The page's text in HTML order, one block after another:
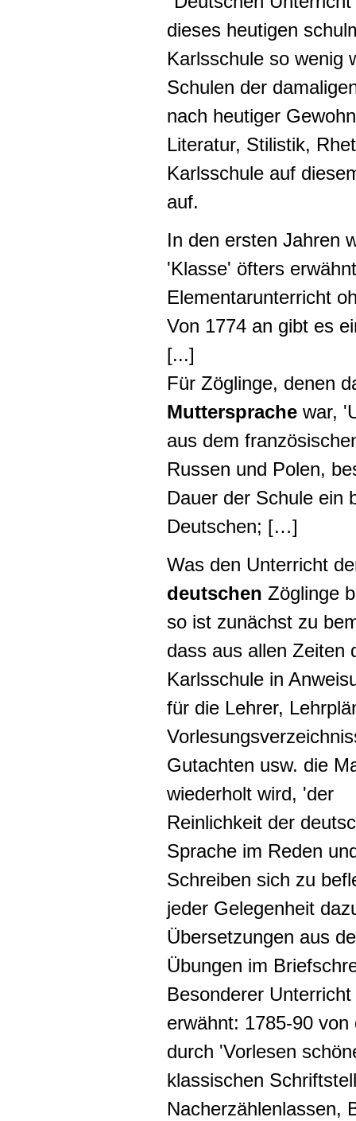
dieses heutigen
Karlsschule so wenig
Schulen der
nach heutiger
Literatur, Stilistik,
Karlsschule auf
auf.
In den ersten Jahren
'Klasse' öfters
Elementarunterricht
Von 1774 an gibt es
[...]
Für Zöglinge, denen
Muttersprache war,
aus dem
Russen und Polen,
Dauer der Schule ein
Deutschen; […]
Was den Unterricht
deutschen Zöglinge
so ist zunächst zu
dass aus allen Zeiten
Karlsschule in
für die Lehrer,
Gutachten usw. die
wiederholt wird, 'der
Reinlichkeit der
Sprache im Reden
Schreiben sich zu
jeder Gelegenheit
Übersetzungen aus
Übungen im
Besonderer
erwähnt: 1785-90
durch 'Vorlesen
klassischen
Nacherzählenlassen,